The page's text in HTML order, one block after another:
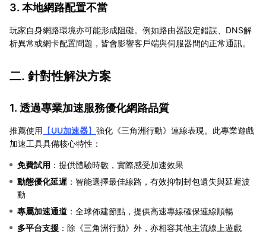
3. 本地網路配置不當
玩家自身網路環境亦可能形成阻礙。例如路由器設定錯誤、DNS解
析異常或網卡配置問題，皆會影響客戶端與伺服器間的正常通訊。
二. 針對性解決方案
1. 透過專業加速服務優化網路品質
推薦使用 【UU加速器】 強化《三角洲行動》連線表現。此專業遊戲
加速工具具備核心特性：
免費試用 ：提供體驗時數，實際感受加速效果
動態優化延遲 ：智能選擇最佳線路，有效抑制封包遺失與延遲波
動
專屬加速通道 ：全球佈建節點，提供高速專線確保連線順暢
多平台支援 ：除《三角洲行動》外，亦相容其他主流線上遊戲